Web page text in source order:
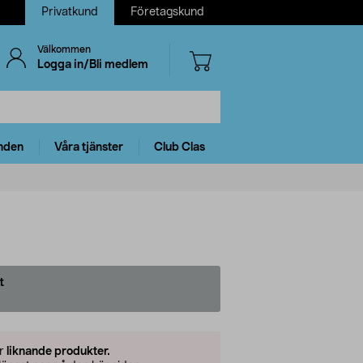
Privatkund Företagskund
Välkommen
Logga in/Bli medlem
Våra tjänster Club Clas
liknande produkter.